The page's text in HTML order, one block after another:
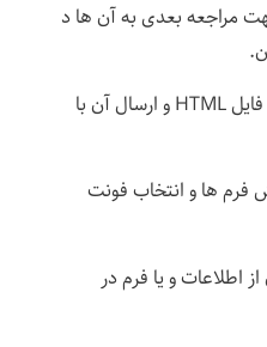
مراجعه بعدی به آن ها د
29 – قابلیت تبدیل گزارشات به فایل HTML و ارسال آن با
فرم ها و انتخاب فونت
اطلاعات و یا فرم در